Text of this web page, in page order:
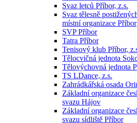
Svaz letců Příbor, z.s.
Svaz tělesně
místní organizace Příbor
SVP Příbor
Tatra Příbor
Tenisový klub Příbor,
Tělocvičná jednota
Tělovýchovná jednota
TS LDance, z.s.
Zahrádkářská osada
Základní organizace
svazu Hájov
Základní organizace
svazu sídliště Příbor